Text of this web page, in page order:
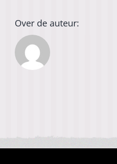
Over de auteur: